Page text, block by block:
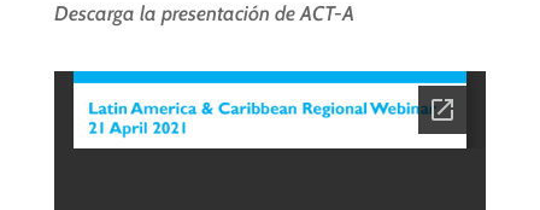
Descarga la presentación de ACT-A